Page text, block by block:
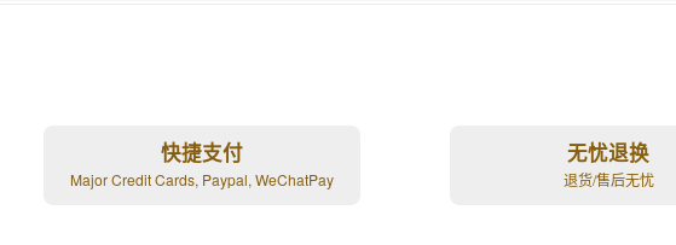
快捷支付
Major Credit Cards, Paypal, WeChatPay
无忧退换
退货/售后无忧